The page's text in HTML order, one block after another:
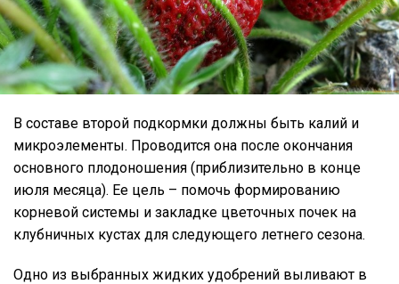
В составе второй подкормки должны быть калий и
микроэлементы. Проводится она после окончания
основного плодоношения (приблизительно в конце
июля месяца). Ее цель – помочь формированию
корневой системы и закладке цветочных почек на
клубничных кустах для следующего летнего сезона.
Одно из выбранных жидких удобрений выливают в